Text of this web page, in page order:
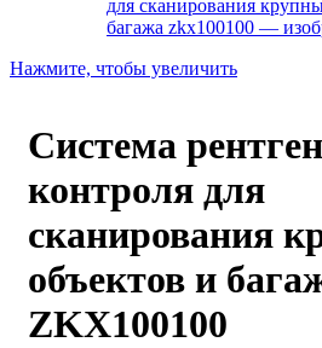
Нажмите, чтобы увеличить
Система
контроля для
сканирования
объектов и
ZKX100100